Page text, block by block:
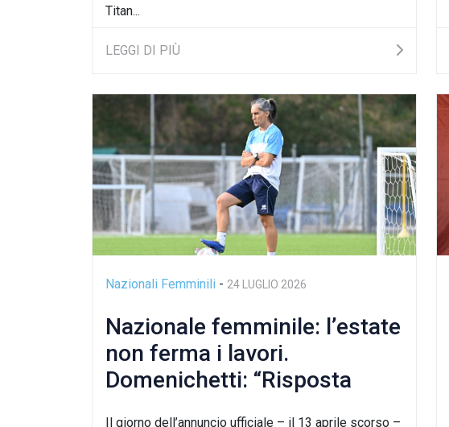
Titan...
LEGGI DI PIÙ
Nazionali Femminili - 24 LUGLIO 2026
Nazionale femminile: l’estate
non ferma i lavori.
Domenichetti: “Risposta
Il giorno dell’annuncio ufficiale – il 13 aprile scorso –